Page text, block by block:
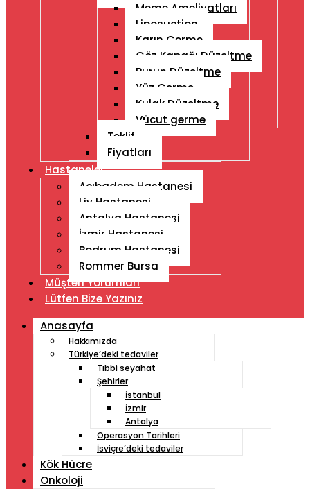
Meme Ameliyatları
Liposuction
Karın Germe
Göz Kapağı Düzeltme
Burun Düzeltme
Yüz Germe
Kulak Düzeltme
Vücut germe
Teklif
Fiyatları
Hastaneler
Acıbadem Hastanesi
Liv Hastanesi
Antalya Hastanesi
İzmir Hastanesi
Bodrum Hastanesi
Rommer Bursa
Müşteri Yorumları
Lütfen Bize Yazınız
Anasayfa
Hakkımızda
Türkiye’deki tedaviler
Tıbbi seyahat
Şehirler
İstanbul
İzmir
Antalya
Operasyon Tarihleri
İsviçre’deki tedaviler
Kök Hücre
Onkoloji